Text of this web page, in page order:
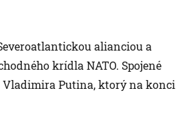
alianciou a
krídla NATO. Spojené
Putina, ktorý na konci